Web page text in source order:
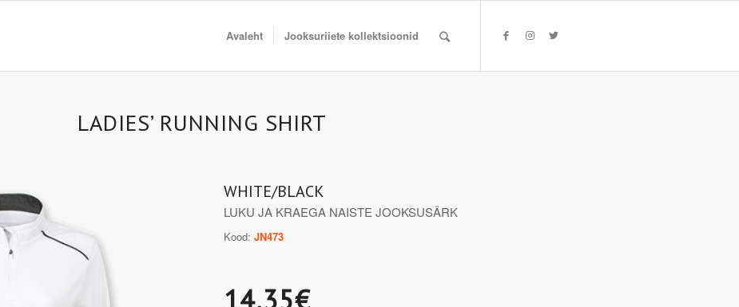
Avaleht Jooksuriiete kollektsioonid
LADIES’ RUNNING SHIRT
WHITE/BLACK
LUKU JA KRAEGA NAISTE JOOKSUSÄRK
Kood:JN473
14.35€